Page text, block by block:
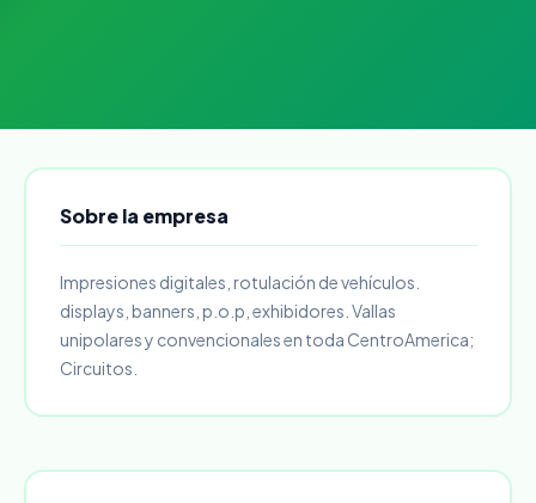
Sobre la empresa
Impresiones digitales, rotulación de vehículos.
displays, banners, p.o.p, exhibidores. Vallas
unipolares y convencionales en toda CentroAmerica;
Circuitos.